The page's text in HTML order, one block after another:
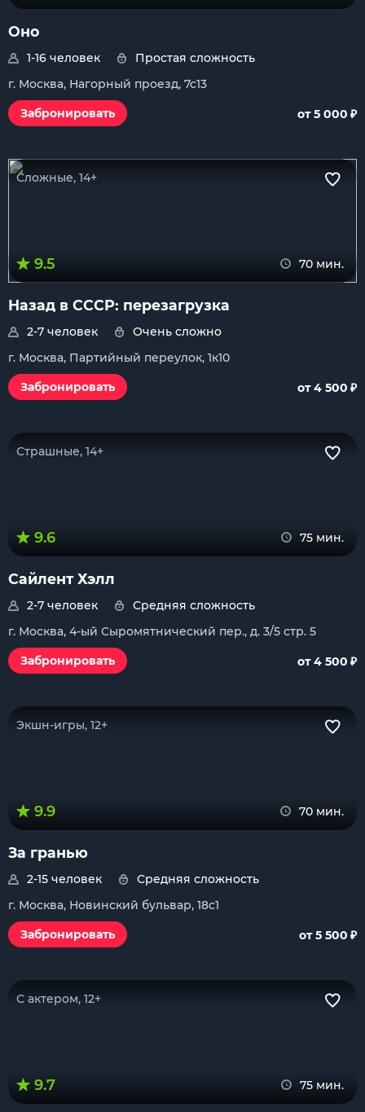
Оно
1-16 человек
Простая сложность
г. Москва, Нагорный проезд, 7с13
Забронировать
от 5 000 ₽
Сложные, 14+
9.5 70 мин.
Назад в СССР: перезагрузка
2-7 человек
Очень сложно
г. Москва, Партийный переулок, 1к10
Забронировать
от 4 500 ₽
Страшные, 14+
9.6 75 мин.
Сайлент Хэлл
2-7 человек
Средняя сложность
г. Москва, 4-ый Сыромятнический пер., д. 3/5 стр. 5
Забронировать
от 4 500 ₽
Экшн-игры, 12+
9.9 70 мин.
За гранью
2-15 человек
Средняя сложность
г. Москва, Новинский бульвар, 18с1
Забронировать
от 5 500 ₽
С актером, 12+
9.7 75 мин.